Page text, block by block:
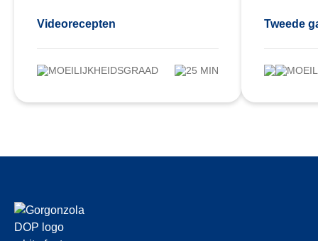
Videorecepten
MOEILIJKHEIDSGRAAD 25 MIN
Tweede